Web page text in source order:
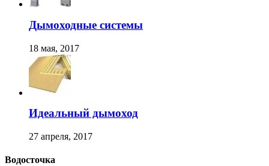
Дымоходные системы
18 мая, 2017
Идеальный дымоход
27 апреля, 2017
Водосточка